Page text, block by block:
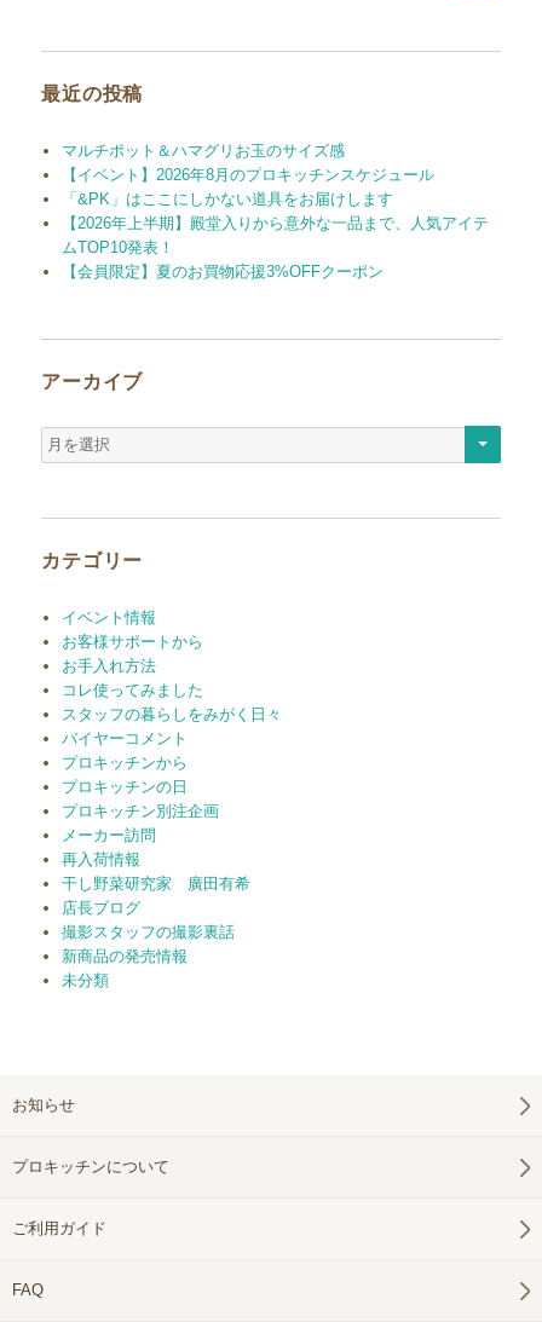
最近の投稿
マルチポット＆ハマグリお玉のサイズ感
【イベント】2026年8月のプロキッチンスケジュール
「&PK」はここにしかない道具をお届けします
【2026年上半期】殿堂入りから意外な一品まで、人気アイテ
ムTOP10発表！
【会員限定】夏のお買物応援3%OFFクーポン
アーカイブ
ア
ー
カテゴリー
イベント情報
お客様サポートから
お手入れ方法
コレ使ってみました
スタッフの暮らしをみがく日々
バイヤーコメント
プロキッチンから
プロキッチンの日
プロキッチン別注企画
メーカー訪問
再入荷情報
干し野菜研究家 廣田有希
店長ブログ
撮影スタッフの撮影裏話
新商品の発売情報
未分類
お知らせ
プロキッチンについて
ご利用ガイド
FAQ